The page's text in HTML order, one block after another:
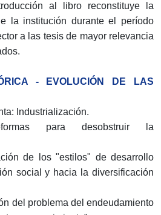
al libro reconstituye la
la institución durante el período
a las tesis de mayor relevancia
- EVOLUCIÓN DE LAS
Industrialización.
para desobstruir la
de los "estilos" de desarrollo
social y hacia la diversificación
del problema del endeudamiento